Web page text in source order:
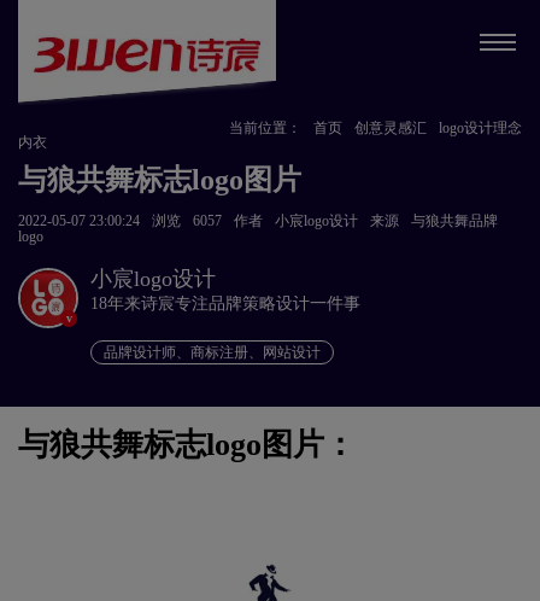
当前位置： 首页 创意灵感汇
logo设计理念
内衣
与狼共舞标志logo图片
2022-05-07 23:00:24 浏览 6057 作者 小宸logo设计 来源
与狼共舞品牌
logo
v
小宸logo设计
18年来诗宸专注品牌策略设计一件事
品牌设计师、商标注册、网站设计
与狼共舞标志logo图片：